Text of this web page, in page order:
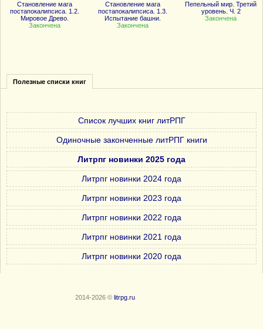
Становление мага
постапокалипсиса. 1.2.
Мировое Древо.
Закончена
Становление мага
постапокалипсиса. 1.3.
Испытание башни.
Закончена
Пепельный мир. Третий
уровень. Ч. 2
Закончена
Полезные списки книг
Список лучших книг литРПГ
Одиночные законченные литРПГ книги
Литрпг новинки 2025 года
Литрпг новинки 2024 года
Литрпг новинки 2023 года
Литрпг новинки 2022 года
Литрпг новинки 2021 года
Литрпг новинки 2020 года
2014-2026 © litrpg.ru